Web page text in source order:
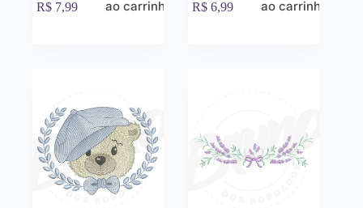
R$ 7,99
ao carrinho
R$ 6,99
ao carrinho